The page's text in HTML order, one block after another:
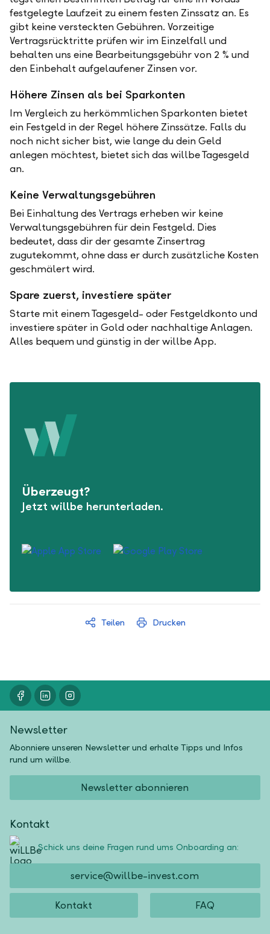
festgelegte Laufzeit zu einem festen Zinssatz an. Es
gibt keine versteckten Gebühren. Vorzeitige
Vertragsrücktritte prüfen wir im Einzelfall und
behalten uns eine Bearbeitungsgebühr von 2 % und
den Einbehalt aufgelaufener Zinsen vor.
Höhere Zinsen als bei Sparkonten
Im Vergleich zu herkömmlichen Sparkonten bietet
ein Festgeld in der Regel höhere Zinssätze. Falls du
noch nicht sicher bist, wie lange du dein Geld
anlegen möchtest, bietet sich das willbe Tagesgeld
an.
Keine Verwaltungsgebühren
Bei Einhaltung des Vertrags erheben wir keine
Verwaltungsgebühren für dein Festgeld. Dies
bedeutet, dass dir der gesamte Zinsertrag
zugutekommt, ohne dass er durch zusätzliche Kosten
geschmälert wird.
Spare zuerst, investiere später
Starte mit einem Tagesgeld- oder Festgeldkonto und
investiere später in Gold oder nachhaltige Anlagen.
Alles bequem und günstig in der willbe App.
Überzeugt?
Jetzt willbe herunterladen.
Teilen Drucken
Newsletter
Abonniere unseren Newsletter und erhalte Tipps und Infos
rund um willbe.
Newsletter abonnieren
Kontakt
Schick uns deine Fragen rund ums Onboarding an:
service@willbe-invest.com
Kontakt FAQ